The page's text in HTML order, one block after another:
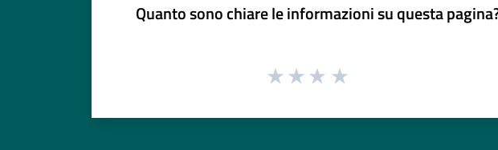
Quanto sono chiare le informazioni su questa